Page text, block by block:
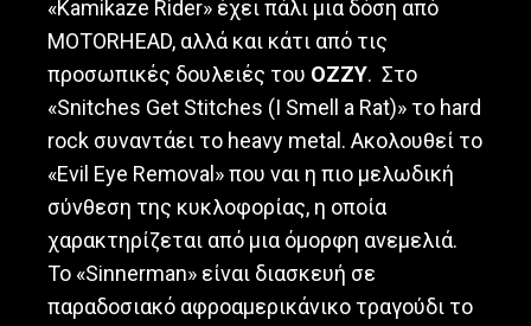
«Kamikaze Rider» έχει πάλι μια δόση από
MOTORHEAD, αλλά και κάτι από τις
προσωπικές δουλειές του OZZY. Στο
«Snitches Get Stitches (I Smell a Rat)» το hard
rock συναντάει το heavy metal. Ακολουθεί το
«Evil Eye Removal» που ναι η πιο μελωδική
σύνθεση της κυκλοφορίας, η οποία
χαρακτηρίζεται από μια όμορφη ανεμελιά.
Το «Sinnerman» είναι διασκευή σε
παραδοσιακό αφροαμερικάνικο τραγούδι το